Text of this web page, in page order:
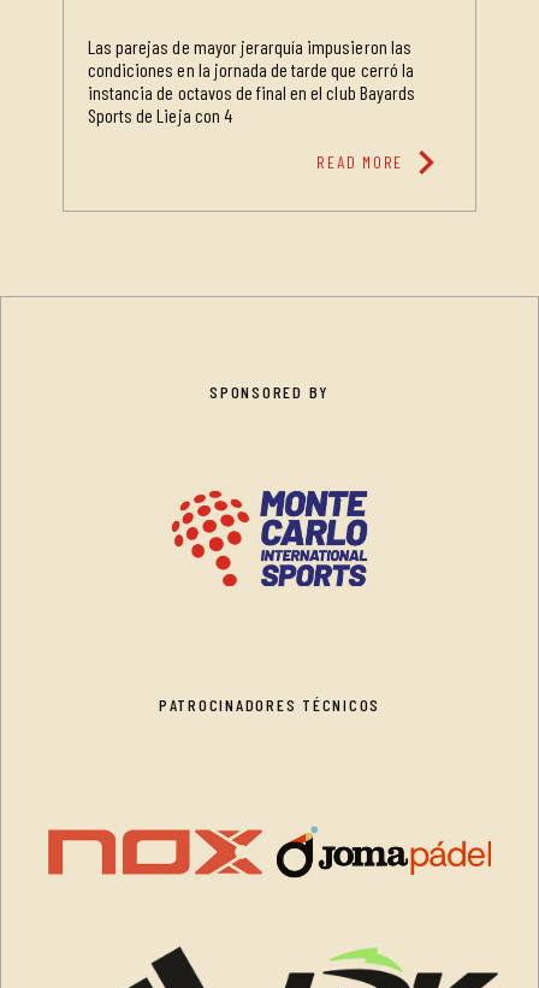
Las parejas de mayor jerarquía impusieron las
condiciones en la jornada de tarde que cerró la
instancia de octavos de final en el club Bayards
Sports de Lieja con 4
READ MORE chevron_right
SPONSORED BY
PATROCINADORES TÉCNICOS